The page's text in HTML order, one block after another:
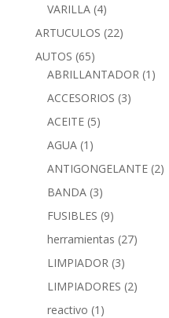
VARILLA (4)
ARTUCULOS (22)
AUTOS (65)
ABRILLANTADOR (1)
ACCESORIOS (3)
ACEITE (5)
AGUA (1)
ANTIGONGELANTE (2)
BANDA (3)
FUSIBLES (9)
herramientas (27)
LIMPIADOR (3)
LIMPIADORES (2)
reactivo (1)